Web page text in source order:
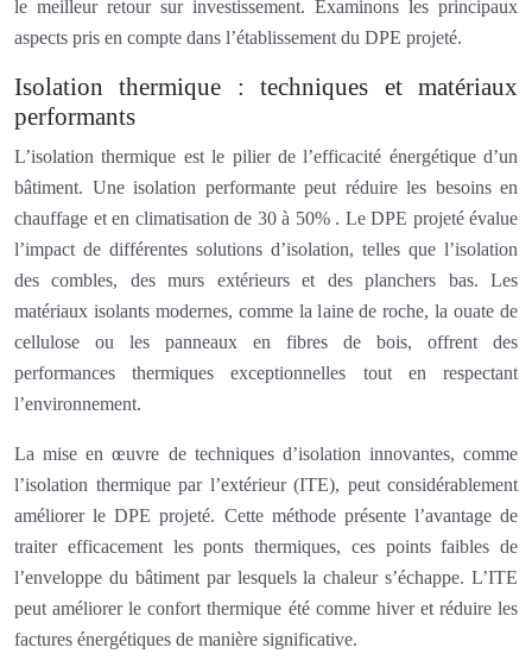
le meilleur retour sur investissement. Examinons les principaux
aspects pris en compte dans l’établissement du DPE projeté.
Isolation thermique : techniques et matériaux
performants
L’isolation thermique est le pilier de l’efficacité énergétique d’un
bâtiment. Une isolation performante peut réduire les besoins en
chauffage et en climatisation de 30 à 50% . Le DPE projeté évalue
l’impact de différentes solutions d’isolation, telles que l’isolation
des combles, des murs extérieurs et des planchers bas. Les
matériaux isolants modernes, comme la laine de roche, la ouate de
cellulose ou les panneaux en fibres de bois, offrent des
performances thermiques exceptionnelles tout en respectant
l’environnement.
La mise en œuvre de techniques d’isolation innovantes, comme
l’isolation thermique par l’extérieur (ITE), peut considérablement
améliorer le DPE projeté. Cette méthode présente l’avantage de
traiter efficacement les ponts thermiques, ces points faibles de
l’enveloppe du bâtiment par lesquels la chaleur s’échappe. L’ITE
peut améliorer le confort thermique été comme hiver et réduire les
factures énergétiques de manière significative.